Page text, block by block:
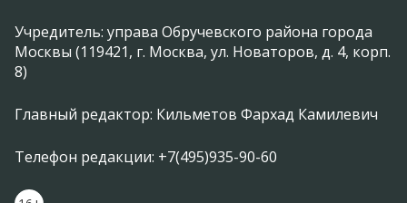
Учредитель: управа Обручевского района города
Москвы (119421, г. Москва, ул. Новаторов, д. 4, корп.
8)
Главный редактор: Кильметов Фархад Камилевич
Телефон редакции: +7(495)935-90-60